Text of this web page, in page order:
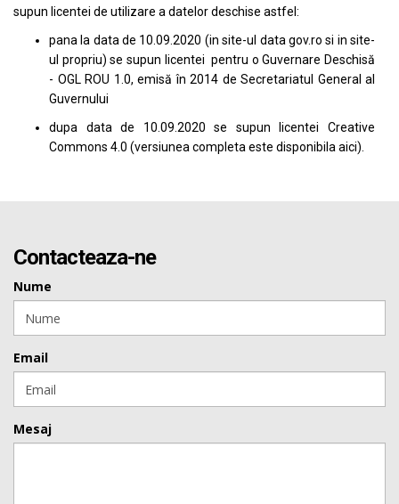
supun licentei de utilizare a datelor deschise astfel:
pana la data de 10.09.2020 (in site-ul data gov.ro si in site-
ul propriu) se supun licentei pentru o Guvernare Deschisă
- OGL ROU 1.0, emisă în 2014 de Secretariatul General al
Guvernului
dupa data de 10.09.2020 se supun licentei Creative
Commons 4.0 (versiunea completa este disponibila aici).
Contacteaza-ne
Nume
Email
Mesaj